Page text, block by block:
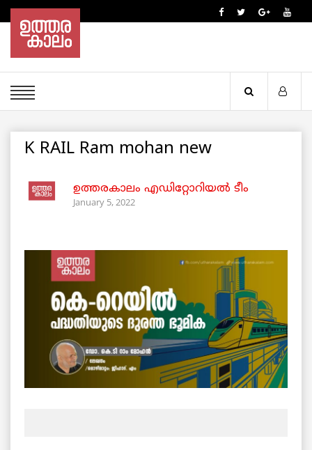
K RAIL Ram mohan new
ഉത്തരകാലം എഡിറ്റോറിയല്‍ ടീം
January 5, 2022